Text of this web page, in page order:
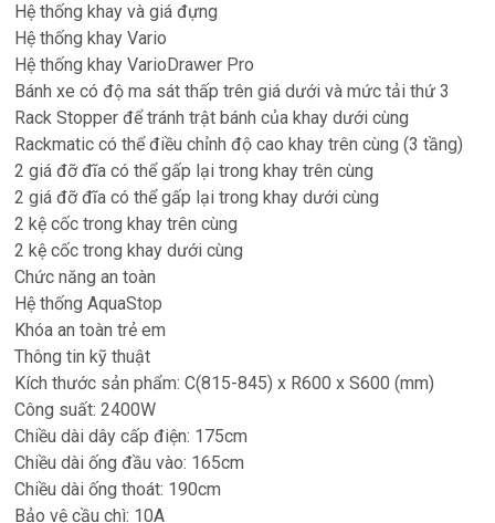
Hệ thống khay và giá đựng
Hệ thống khay Vario
Hệ thống khay VarioDrawer Pro
Bánh xe có độ ma sát thấp trên giá dưới và mức tải thứ 3
Rack Stopper để tránh trật bánh của khay dưới cùng
Rackmatic có thể điều chỉnh độ cao khay trên cùng (3 tầng)
2 giá đỡ đĩa có thể gấp lại trong khay trên cùng
2 giá đỡ đĩa có thể gấp lại trong khay dưới cùng
2 kệ cốc trong khay trên cùng
2 kệ cốc trong khay dưới cùng
Chức năng an toàn
Hệ thống AquaStop
Khóa an toàn trẻ em
Thông tin kỹ thuật
Kích thước sản phẩm: C(815-845) x R600 x S600 (mm)
Công suất: 2400W
Chiều dài dây cấp điện: 175cm
Chiều dài ống đầu vào: 165cm
Chiều dài ống thoát: 190cm
Bảo vệ cầu chì: 10A